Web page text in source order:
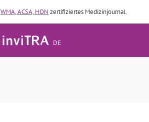
WMA, ACSA, HON zertifiziertes Medizinjournal.
DE